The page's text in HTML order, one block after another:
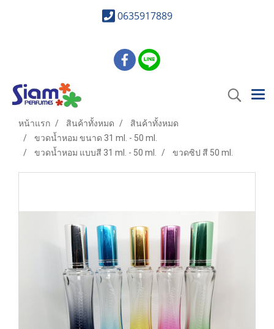
0635917889
หน้าแรก สินค้าทั้งหมด
สินค้าทั้งหมด
ขวดน้ำหอม ขนาด 31 ml. - 50 ml.
ขวดน้ำหอม แบบสี 31 ml. - 50 ml.
ขวดซิป สี 50 ml.